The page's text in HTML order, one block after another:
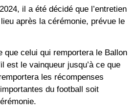
il a été décidé que l’entretien
après la cérémonie, prévue le
que celui qui remportera le Ballon
est le vainqueur jusqu’à ce que
les récompenses
du football soit